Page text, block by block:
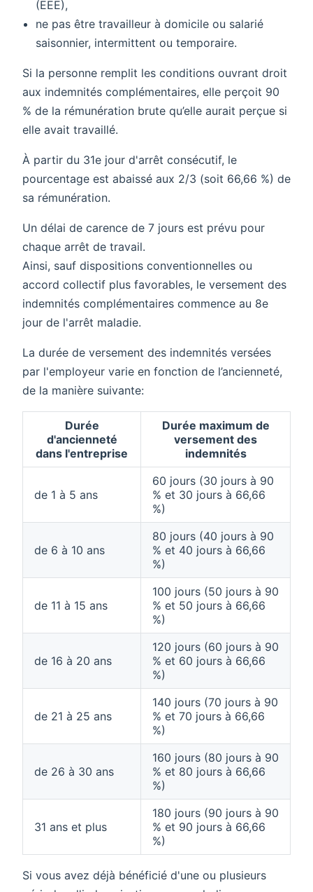
(EEE),
ne pas être travailleur à domicile ou salarié
saisonnier, intermittent ou temporaire.
Si la personne remplit les conditions ouvrant droit
aux indemnités complémentaires, elle perçoit 90
% de la rémunération brute qu’elle aurait perçue si
elle avait travaillé.
À partir du 31e jour d'arrêt consécutif, le
pourcentage est abaissé aux 2/3 (soit 66,66 %) de
sa rémunération.
Un délai de carence de 7 jours est prévu pour
chaque arrêt de travail.
Ainsi, sauf dispositions conventionnelles ou
accord collectif plus favorables, le versement des
indemnités complémentaires commence au 8e
jour de l'arrêt maladie.
La durée de versement des indemnités versées
par l'employeur varie en fonction de l’ancienneté,
de la manière suivante:
Durée
d'ancienneté
dans l'entreprise
Durée maximum de
versement des
indemnités
de 1 à 5 ans
60 jours (30 jours à 90
% et 30 jours à 66,66
%)
de 6 à 10 ans
80 jours (40 jours à 90
% et 40 jours à 66,66
%)
de 11 à 15 ans
100 jours (50 jours à 90
% et 50 jours à 66,66
%)
de 16 à 20 ans
120 jours (60 jours à 90
% et 60 jours à 66,66
%)
de 21 à 25 ans
140 jours (70 jours à 90
% et 70 jours à 66,66
%)
de 26 à 30 ans
160 jours (80 jours à 90
% et 80 jours à 66,66
%)
31 ans et plus
180 jours (90 jours à 90
% et 90 jours à 66,66
%)
Si vous avez déjà bénéficié d'une ou plusieurs